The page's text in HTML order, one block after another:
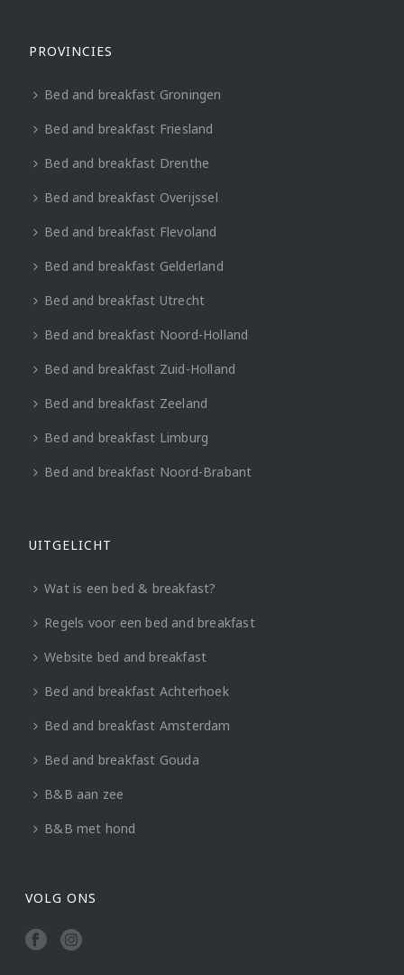
PROVINCIES
Bed and breakfast Groningen
Bed and breakfast Friesland
Bed and breakfast Drenthe
Bed and breakfast Overijssel
Bed and breakfast Flevoland
Bed and breakfast Gelderland
Bed and breakfast Utrecht
Bed and breakfast Noord-Holland
Bed and breakfast Zuid-Holland
Bed and breakfast Zeeland
Bed and breakfast Limburg
Bed and breakfast Noord-Brabant
UITGELICHT
Wat is een bed & breakfast?
Regels voor een bed and breakfast
Website bed and breakfast
Bed and breakfast Achterhoek
Bed and breakfast Amsterdam
Bed and breakfast Gouda
B&B aan zee
B&B met hond
VOLG ONS